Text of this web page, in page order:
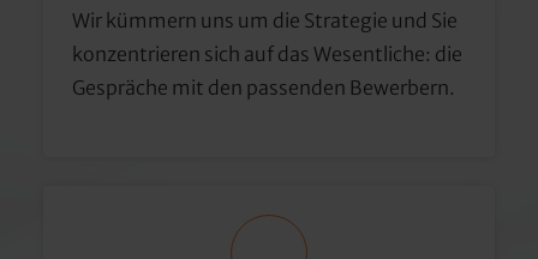
Wir kümmern uns um die Strategie und Sie
konzentrieren sich auf das Wesentliche: die
Gespräche mit den passenden Bewerbern.